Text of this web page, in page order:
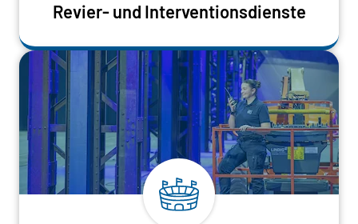
Revier- und Interventionsdienste